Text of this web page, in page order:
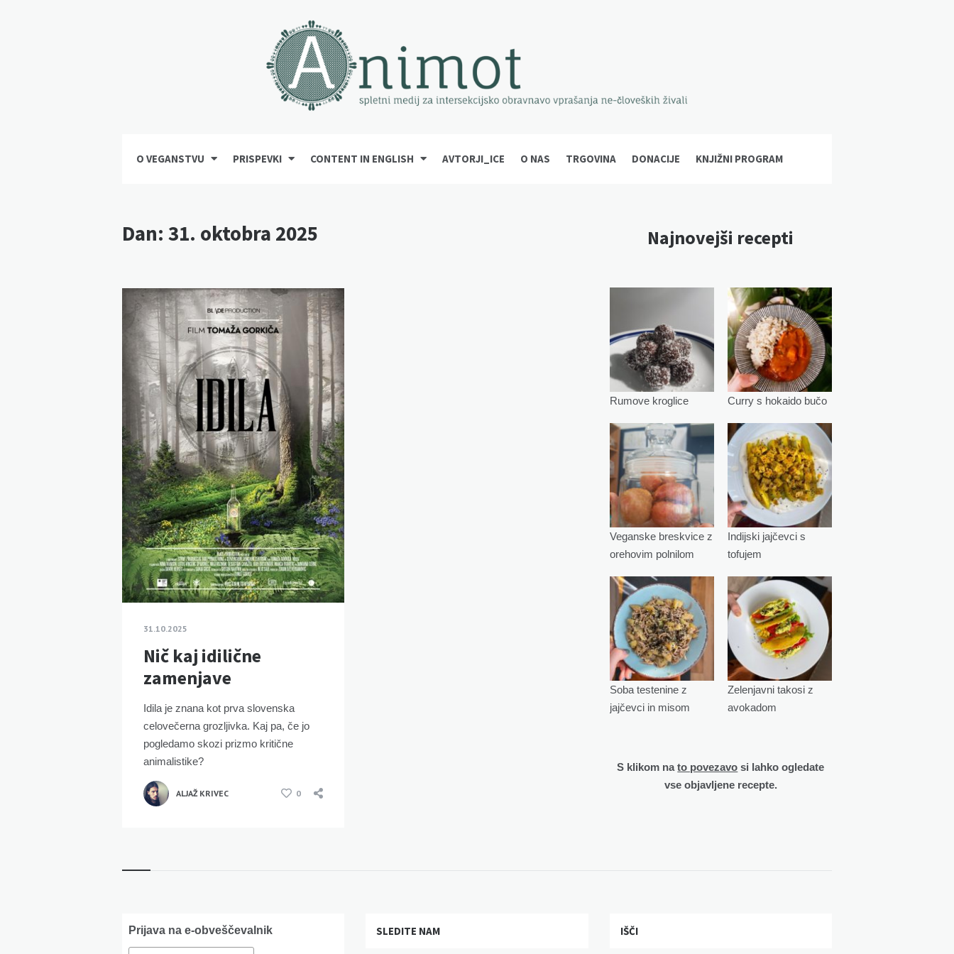
O VEGANSTVU PRISPEVKI CONTENT IN ENGLISH AVTORJI_ICE O NAS TRGOVINA DONACIJE KNJIŽNI PROGRAM
Dan: 31. oktobra 2025
31.10.2025
Nič kaj idilične
zamenjave
Idila je znana kot prva slovenska
celovečerna grozljivka. Kaj pa, če jo
pogledamo skozi prizmo kritične
animalistike?
ALJAŽ KRIVEC 0
Najnovejši recepti
Rumove kroglice Curry s hokaido bučo
Veganske breskvice z
orehovim polnilom
Indijski jajčevci s
tofujem
Soba testenine z
jajčevci in misom
Zelenjavni takosi z
avokadom
S klikom nato povezavo si lahko ogledate
vse objavljene recepte.
Widgets
Prijava na e-obveščevalnik SLEDITE NAM IŠČI